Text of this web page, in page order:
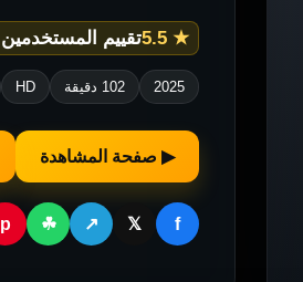
★ 5.5 تقييم المستخدمين
2025 102 دقيقة HD
▶ صفحة المشاهدة
f
𝕏
↗
☘
p